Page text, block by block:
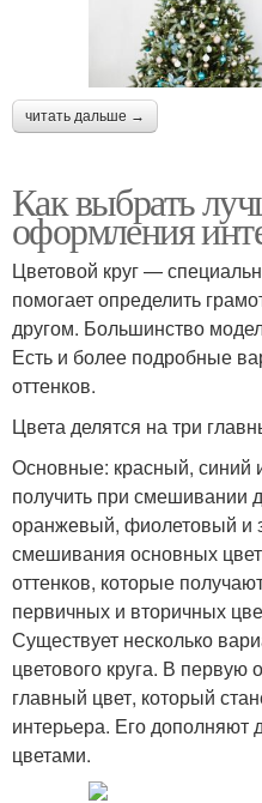
читать дальше →
Как выбрать
оформления
Цветовой круг —
помогает определить
другом. Большинство
Есть и более подробные
оттенков.
Цвета делятся на три
Основные: красный, синий
получить при смешивании
оранжевый, фиолетовый и
смешивания основных
оттенков, которые
первичных и вторичных
Существует несколько
цветового круга. В первую
главный цвет, который
интерьера. Его дополняют
цветами.